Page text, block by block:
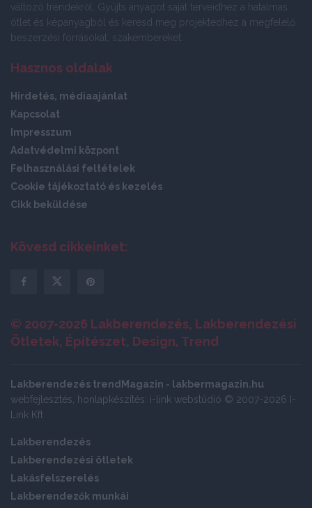
változó trendekről. Gyűjts anyagot saját terveidhez a hatalmas
ötlet és képanyagból és keresd meg projektedhez a megfelelő
beszerzési forrásokat, szakembereket.
Hasznos oldalak
Hirdetés, médiaajánlat
Kapcsolat
Impresszum
Adatvédelmi központ
Felhasználási feltételek
Cookie tájékoztató és kezelés
Cikk beküldése
Kövesd cikkeinket:
© 2007-2026 Lakberendezés, Lakberendezési
Ötletek, Építészet, Design, Trend
Lakberendezés trendMagazin - lakbermagazin.hu
webfejlesztés, honlapkészítés: i-link webstúdió © 2007-2026 I-
Link Kft
Lakberendezés
Lakberendezési ötletek
Lakásfelszerelés
Lakberendezők munkái